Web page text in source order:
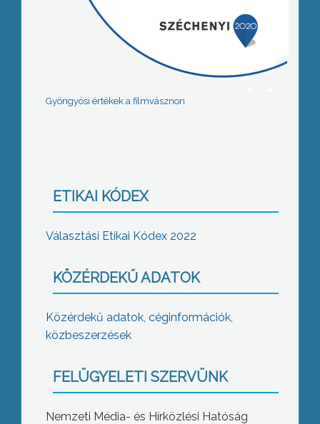
Gyöngyösi értékek a filmvásznon
ETIKAI KÓDEX
Választási Etikai Kódex 2022
KÖZÉRDEKŰ ADATOK
Közérdekű adatok, céginformációk,
közbeszerzések
FELÜGYELETI SZERVÜNK
Nemzeti Média- és Hírközlési Hatóság